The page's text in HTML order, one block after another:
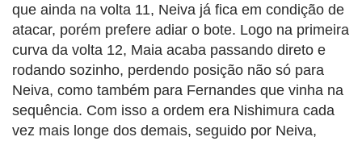
que ainda na volta 11, Neiva já fica em condição de
atacar, porém prefere adiar o bote. Logo na primeira
curva da volta 12, Maia acaba passando direto e
rodando sozinho, perdendo posição não só para
Neiva, como também para Fernandes que vinha na
sequência. Com isso a ordem era Nishimura cada
vez mais longe dos demais, seguido por Neiva,